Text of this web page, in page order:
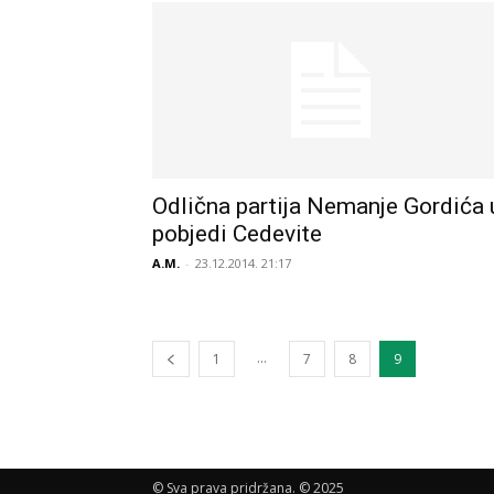
Odlična partija Nemanje Gordića
pobjedi Cedevite
A.M. - 23.12.2014. 21:17
1 ... 7 8 9
© Sva prava pridržana. © 2025